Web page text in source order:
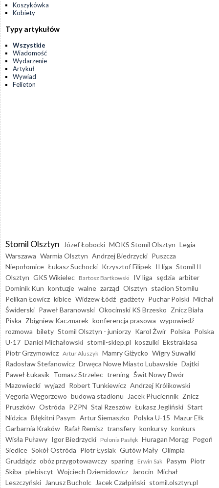
Koszykówka
Kobiety
Typy artykułów
Wszystkie
Wiadomość
Wydarzenie
Artykuł
Wywiad
Felieton
Stomil Olsztyn Józef Łobocki MOKS Stomil Olsztyn Legia
Warszawa Warmia Olsztyn Andrzej Biedrzycki Puszcza
Niepołomice Łukasz Suchocki Krzysztof Filipek II liga Stomil II
Olsztyn GKS Wikielec Bartosz Bartkowski IV liga sędzia arbiter
Dominik Kun kontuzje walne zarząd Olsztyn stadion Stomilu
Pelikan Łowicz kibice Widzew Łódź gadżety Puchar Polski Michał
Świderski Paweł Baranowski Okocimski KS Brzesko Znicz Biała
Piska Zbigniew Kaczmarek konferencja prasowa wypowiedź
rozmowa bilety Stomil Olsztyn - juniorzy Karol Żwir Polska Polska
U-17 Daniel Michałowski stomil-sklep.pl koszulki Ekstraklasa
Piotr Grzymowicz Artur Aluszyk Mamry Giżycko Wigry Suwałki
Radosław Stefanowicz Drwęca Nowe Miasto Lubawskie Dajtki
Paweł Łukasik Tomasz Strzelec trening Świt Nowy Dwór
Mazowiecki wyjazd Robert Tunkiewicz Andrzej Królikowski
Vęgoria Węgorzewo budowa stadionu Jacek Płuciennik Znicz
Pruszków Ostróda PZPN Stal Rzeszów Łukasz Jegliński Start
Nidzica Błękitni Pasym Artur Siemaszko Polska U-15 Mazur Ełk
Garbarnia Kraków Rafał Remisz transfery konkursy konkurs
Wisła Puławy Igor Biedrzycki Polonia Pasłęk Huragan Morąg Pogoń
Siedlce Sokół Ostróda Piotr Łysiak Gutów Mały Olimpia
Grudziądz obóz przygotowawczy sparing Erwin Sak Pasym Piotr
Skiba plebiscyt Wojciech Dziemidowicz Jarocin Michał
Leszczyński
Janusz Bucholc Jacek Czałpiński stomil.olsztyn.pl